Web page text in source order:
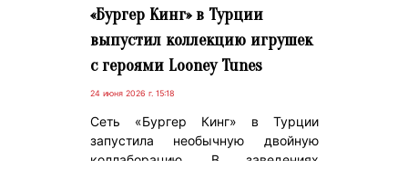
«Бургер Кинг» в Турции
выпустил коллекцию игрушек
с героями Looney Tunes
24 июня 2026 г. 15:18
Сеть «Бургер Кинг» в Турции
запустила необычную двойную
коллаборацию. В заведениях